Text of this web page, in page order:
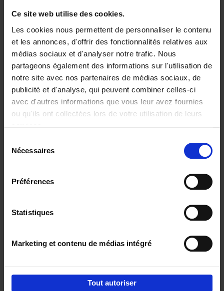
Ce site web utilise des cookies.
Les cookies nous permettent de personnaliser le contenu
et les annonces, d'offrir des fonctionnalités relatives aux
médias sociaux et d'analyser notre trafic. Nous
partageons également des informations sur l'utilisation de
notre site avec nos partenaires de médias sociaux, de
publicité et d'analyse, qui peuvent combiner celles-ci
avec d'autres informations que vous leur avez fournies
ou qu'ils ont collectées lors de votre utilisation de leurs
Nécessaires
Préférences
Statistiques
Marketing et contenu de médias intégré
Tout autoriser
Building Bonds = Building
Business
Jochen Roef Jozefien De Feyter
Carolien Boom
Couverture souple
2025 200
€29,99
Digital marketing like a PRO -
completely revised edition (EN)